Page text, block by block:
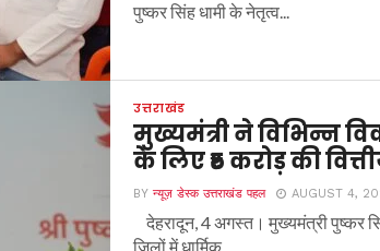
पुष्कर सिंह धामी के नेतृत्व...
उत्तराखंड
मुख्यमंत्री ने विभिन्न
के लिए ₹5 करोड़ की
BYन्यूज़ डेस्क उत्तराखंड पहल AUGUST 4,
देहरादून, 4 अगस्त। मुख्यमंत्री पुष्कर
जिलों में धार्मिक...